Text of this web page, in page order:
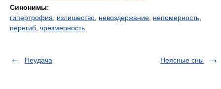
Синонимы:
гипертрофия
излишество невоздержание непомерность
перегиб чрезмерность
Неудача Неясные сны